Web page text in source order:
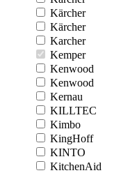
Kärcher
Kärcher
Karcher
Kemper
Kenwood
Kenwood
Kernau
KILLTEC
Kimbo
KingHoff
KINTO
KitchenAid